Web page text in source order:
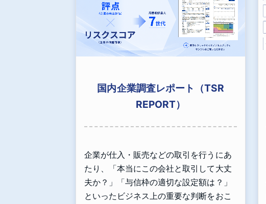
国内企業調査レポート（TSR
REPORT）
企業が仕入・販売などの取引を行うにあ
たり、「本当にこの会社と取引して大丈
夫か？」「与信枠の適切な設定額は？」
といったビジネス上の重要な判断をおこ